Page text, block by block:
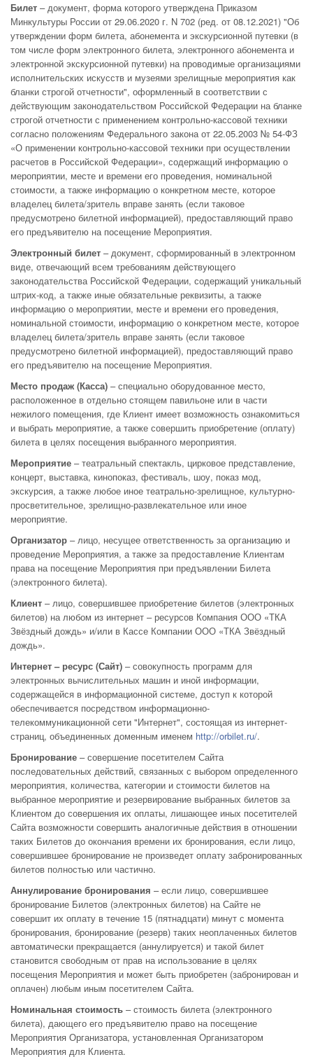
Билет – документ, форма которого утверждена Приказом
Минкультуры России от 29.06.2020 г. N 702 (ред. от 08.12.2021) "Об
утверждении форм билета, абонемента и экскурсионной путевки (в
том числе форм электронного билета, электронного абонемента и
электронной экскурсионной путевки) на проводимые организациями
исполнительских искусств и музеями зрелищные мероприятия как
бланки строгой отчетности", оформленный в соответствии с
действующим законодательством Российской Федерации на бланке
строгой отчетности с применением контрольно-кассовой техники
согласно положениям Федерального закона от 22.05.2003 № 54-ФЗ
«О применении контрольно-кассовой техники при осуществлении
расчетов в Российской Федерации», содержащий информацию о
мероприятии, месте и времени его проведения, номинальной
стоимости, а также информацию о конкретном месте, которое
владелец билета/зритель вправе занять (если таковое
предусмотрено билетной информацией), предоставляющий право
его предъявителю на посещение Мероприятия.
Электронный билет – документ, сформированный в электронном
виде, отвечающий всем требованиям действующего
законодательства Российской Федерации, содержащий уникальный
штрих-код, а также иные обязательные реквизиты, а также
информацию о мероприятии, месте и времени его проведения,
номинальной стоимости, информацию о конкретном месте, которое
владелец билета/зритель вправе занять (если таковое
предусмотрено билетной информацией), предоставляющий право
его предъявителю на посещение Мероприятия.
Место продаж (Касса) – специально оборудованное место,
расположенное в отдельно стоящем павильоне или в части
нежилого помещения, где Клиент имеет возможность ознакомиться
и выбрать мероприятие, а также совершить приобретение (оплату)
билета в целях посещения выбранного мероприятия.
Мероприятие – театральный спектакль, цирковое представление,
концерт, выставка, кинопоказ, фестиваль, шоу, показ мод,
экскурсия, а также любое иное театрально-зрелищное, культурно-
просветительное, зрелищно-развлекательное или иное
мероприятие.
Организатор – лицо, несущее ответственность за организацию и
проведение Мероприятия, а также за предоставление Клиентам
права на посещение Мероприятия при предъявлении Билета
(электронного билета).
Клиент – лицо, совершившее приобретение билетов (электронных
билетов) на любом из интернет – ресурсов Компания ООО «ТКА
Звёздный дождь» и/или в Кассе Компании ООО «ТКА Звёздный
дождь».
Интернет – ресурс (Сайт) – совокупность программ для
электронных вычислительных машин и иной информации,
содержащейся в информационной системе, доступ к которой
обеспечивается посредством информационно-
телекоммуникационной сети "Интернет", состоящая из интернет-
страниц, объединенных доменным именем http://orbilet.ru/.
Бронирование – совершение посетителем Сайта
последовательных действий, связанных с выбором определенного
мероприятия, количества, категории и стоимости билетов на
выбранное мероприятие и резервирование выбранных билетов за
Клиентом до совершения их оплаты, лишающее иных посетителей
Сайта возможности совершить аналогичные действия в отношении
таких Билетов до окончания времени их бронирования, если лицо,
совершившее бронирование не произведет оплату забронированных
билетов полностью или частично.
Аннулирование бронирования – если лицо, совершившее
бронирование Билетов (электронных билетов) на Сайте не
совершит их оплату в течение 15 (пятнадцати) минут с момента
бронирования, бронирование (резерв) таких неоплаченных билетов
автоматически прекращается (аннулируется) и такой билет
становится свободным от прав на использование в целях
посещения Мероприятия и может быть приобретен (забронирован и
оплачен) любым иным посетителем Сайта.
Номинальная стоимость – стоимость билета (электронного
билета), дающего его предъявителю право на посещение
Мероприятия Организатора, установленная Организатором
Мероприятия для Клиента.